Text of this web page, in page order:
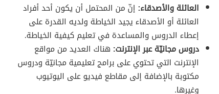
العائلة والأصدقاء: إنّ من المحتمل أن يكون أحد أفراد
العائلة أو الأصدقاء يجيد الخياطة ولديه القدرة على
إعطاء الدروس والمساعدة في تعليم كيفية الخياطة.
دروس مجانيّة عبر الإنترنت: هناك العديد من مواقع
الإنترنت التي تحتوي على برامج تعليمية مجانيّة ودروس
مكتوبة بالإضافة إلى مقاطع فيديو على اليوتيوب
وغيرها.